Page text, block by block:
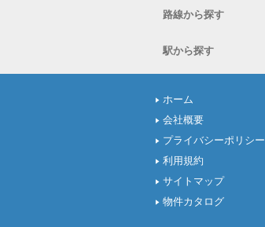
路線から探す
駅から探す
ホーム
会社概要
プライバシーポリシー
利用規約
サイトマップ
物件カタログ